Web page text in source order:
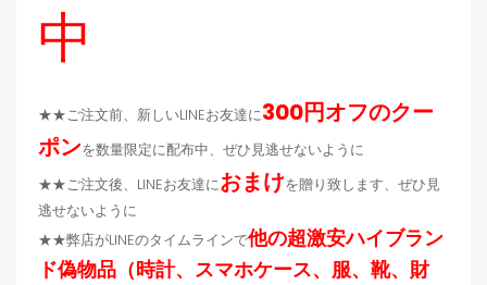
中
★★ご注文前、新しいLINEお友達に300円オフのクー
ポンを数量限定に配布中、ぜひ見逃せないように
★★ご注文後、LINEお友達におまけを贈り致します、ぜひ見
逃せないように
★★弊店がLINEのタイムラインで他の超激安ハイブラン
ド偽物品（時計、スマホケース、服、靴、財